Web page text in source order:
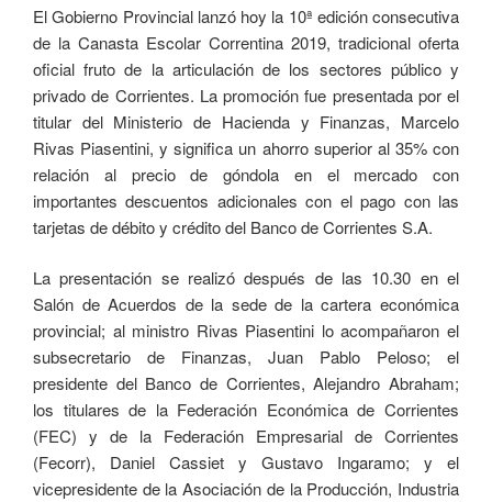
El Gobierno Provincial lanzó hoy la 10ª edición consecutiva
de la Canasta Escolar Correntina 2019, tradicional oferta
oficial fruto de la articulación de los sectores público y
privado de Corrientes. La promoción fue presentada por el
titular del Ministerio de Hacienda y Finanzas, Marcelo
Rivas Piasentini, y significa un ahorro superior al 35% con
relación al precio de góndola en el mercado con
importantes descuentos adicionales con el pago con las
tarjetas de débito y crédito del Banco de Corrientes S.A.
La presentación se realizó después de las 10.30 en el
Salón de Acuerdos de la sede de la cartera económica
provincial; al ministro Rivas Piasentini lo acompañaron el
subsecretario de Finanzas, Juan Pablo Peloso; el
presidente del Banco de Corrientes, Alejandro Abraham;
los titulares de la Federación Económica de Corrientes
(FEC) y de la Federación Empresarial de Corrientes
(Fecorr), Daniel Cassiet y Gustavo Ingaramo; y el
vicepresidente de la Asociación de la Producción, Industria